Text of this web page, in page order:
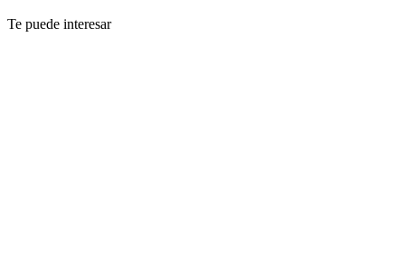
Te puede interesar